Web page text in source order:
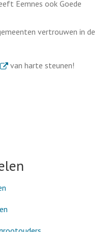
Eemnes ook Goede
vertrouwen in de
. Externe link
van harte steunen!